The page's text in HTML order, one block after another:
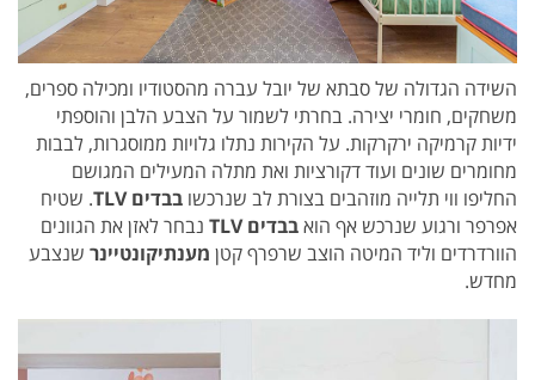
השידה הגדולה של סבתא של יובל עברה מהסטודיו ומכילה ספרים,
משחקים, חומרי יצירה. בחרתי לשמור על הצבע הלבן והוספתי
ידיות קרמיקה ירקרקות. על הקירות נתלו גלויות ממוסגרות, לבבות
מחומרים שונים ועוד דקורציות ואת מתלה המעילים המגושם
החליפו ווי תלייה מוזהבים בצורת לב שנרכשו בבדים TLV . שטיח
אפרפר ורגוע שנרכש אף הואבבדים TLV
נבחר לאזן את הגוונים
הוורדרדים וליד המיטה הוצב שרפרף קטן מענתיקונטיינר שנצבע
מחדש.